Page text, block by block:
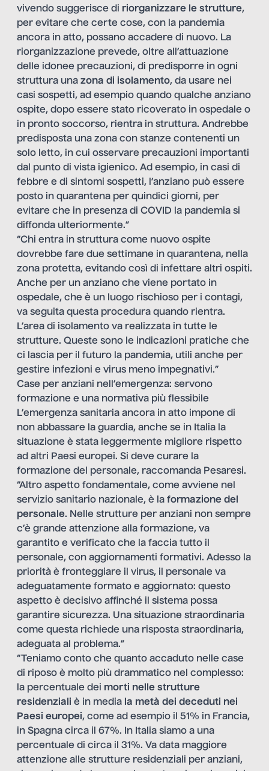
vivendo suggerisce di riorganizzare le strutture,
per evitare che certe cose, con la pandemia
ancora in atto, possano accadere di nuovo. La
riorganizzazione prevede, oltre all’attuazione
delle idonee precauzioni, di predisporre in ogni
struttura una zona di isolamento, da usare nei
casi sospetti, ad esempio quando qualche anziano
ospite, dopo essere stato ricoverato in ospedale o
in pronto soccorso, rientra in struttura. Andrebbe
predisposta una zona con stanze contenenti un
solo letto, in cui osservare precauzioni importanti
dal punto di vista igienico. Ad esempio, in casi di
febbre e di sintomi sospetti, l’anziano può essere
posto in quarantena per quindici giorni, per
evitare che in presenza di COVID la pandemia si
diffonda ulteriormente.”
“Chi entra in struttura come nuovo ospite
dovrebbe fare due settimane in quarantena, nella
zona protetta, evitando così di infettare altri ospiti.
Anche per un anziano che viene portato in
ospedale, che è un luogo rischioso per i contagi,
va seguita questa procedura quando rientra.
L’area di isolamento va realizzata in tutte le
strutture. Queste sono le indicazioni pratiche che
ci lascia per il futuro la pandemia, utili anche per
gestire infezioni e virus meno impegnativi.”
Case per anziani nell’emergenza: servono
formazione e una normativa più flessibile
L’emergenza sanitaria ancora in atto impone di
non abbassare la guardia, anche se in Italia la
situazione è stata leggermente migliore rispetto
ad altri Paesi europei. Si deve curare la
formazione del personale, raccomanda Pesaresi.
“Altro aspetto fondamentale, come avviene nel
servizio sanitario nazionale, è la formazione del
personale. Nelle strutture per anziani non sempre
c’è grande attenzione alla formazione, va
garantito e verificato che la faccia tutto il
personale, con aggiornamenti formativi. Adesso la
priorità è fronteggiare il virus, il personale va
adeguatamente formato e aggiornato: questo
aspetto è decisivo affinché il sistema possa
garantire sicurezza. Una situazione straordinaria
come questa richiede una risposta straordinaria,
adeguata al problema.”
“Teniamo conto che quanto accaduto nelle case
di riposo è molto più drammatico nel complesso:
la percentuale dei morti nelle strutture
residenziali è in media la metà dei deceduti nei
Paesi europei, come ad esempio il 51% in Francia,
in Spagna circa il 67%. In Italia siamo a una
percentuale di circa il 31%. Va data maggiore
attenzione alle strutture residenziali per anziani,